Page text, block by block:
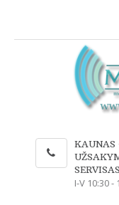
KAUNAS
I-V 10:30 -